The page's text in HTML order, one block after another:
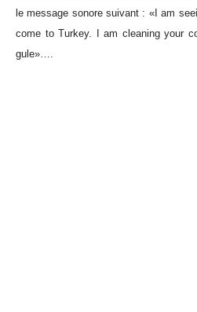
le message sonore suivant : «I am
come to Turkey. I am cleaning your
gule»….